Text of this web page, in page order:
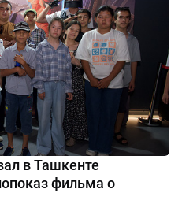
в Ташкенте
фильма о